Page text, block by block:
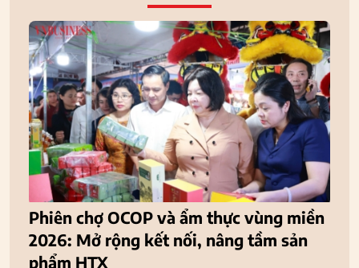
Phiên chợ OCOP và ẩm thực vùng miền
2026: Mở rộng kết nối, nâng tầm sản
phẩm HTX